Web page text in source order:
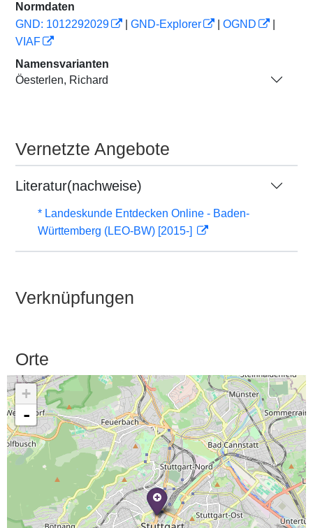
Normdaten
GND: 1012292029
GND-Explorer OGND
VIAF
Namensvarianten
Öesterlen, Richard
Vernetzte Angebote
Literatur(nachweise)
* Landeskunde Entdecken Online - Baden-
Württemberg (LEO-BW) [2015-]
Verknüpfungen
Orte
+
-